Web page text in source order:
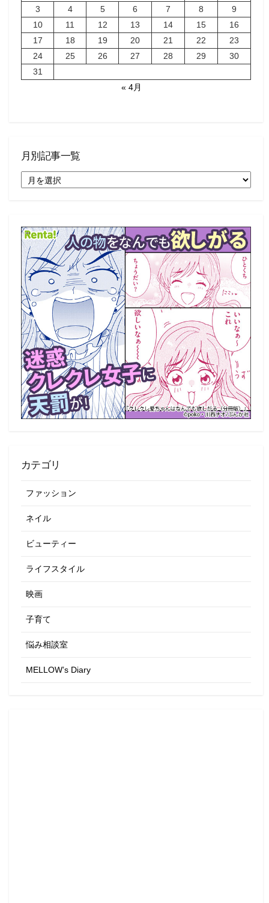
3 4 5 6 7 8
9
10
11 12 13 14 15
16
17
18 19 20 21 22
23
24
25 26 27 28 29
30
31
« 4月
月別記事一覧
別
覧
カテゴリ
ファッション
ネイル
ビューティー
ライフスタイル
映画
子育て
悩み相談室
MELLOW’s Diary